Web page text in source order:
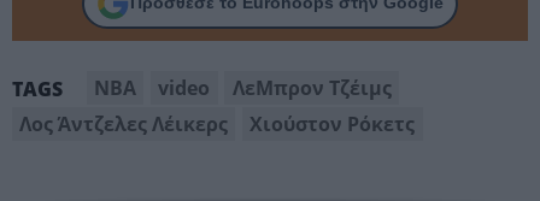
TAGS NBA video
ΛεΜπρον Τζέιμς
Λος Άντζελες Λέικερς
Χιούστον Ρόκετς